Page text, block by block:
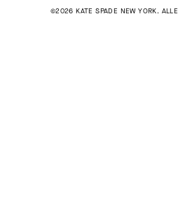
©2026 KATE SPADE NEW YORK.